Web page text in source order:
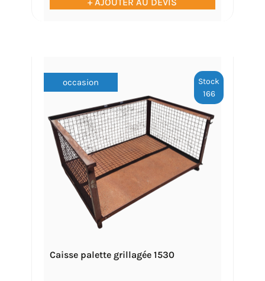
occasion
Stock
166
Caisse palette grillagée 1530